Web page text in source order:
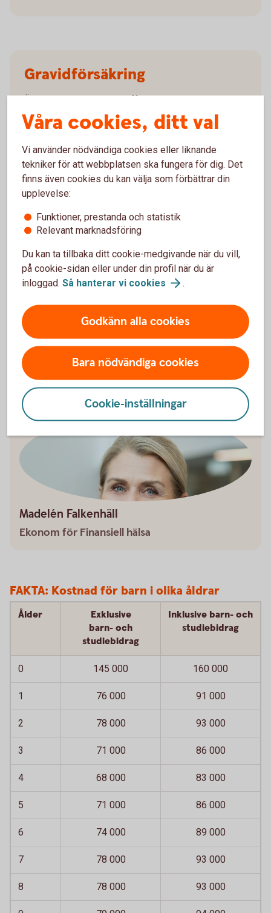
Gravidförsäkring
Är du i väntans tider? Skaffa dig ekonomiskt
skydd vid komplikationer under graviditeten,
förlossningen och tiden närmast efter.
Gravidförsäkring
Barnförsäkring
Vår barnförsäkring omfattar oförutsedda händelser
som kan inträffa under barnets uppväxt, såväl
kompletterar förskolans och skolans
olycksfallsförsäkring.
Barnförsäkring
Madelén Falkenhäll
Ekonom för Finansiell hälsa
FAKTA: Kostnad för barn i olika åldrar
Ålder
Exklusive
barn- och
studiebidrag
Inklusive barn- och
studiebidrag
0 145 000 160 000
1 76 000 91 000
2 78 000 93 000
3 71 000 86 000
4 68 000 83 000
5 71 000 86 000
6 74 000 89 000
7 78 000 93 000
8 78 000 93 000
Våra cookies, ditt val
Vi använder nödvändiga cookies eller liknande
tekniker för att webbplatsen ska fungera för dig. Det
finns även cookies du kan välja som förbättrar din
upplevelse:
Funktioner, prestanda och statistik
Relevant marknadsföring
Du kan ta tillbaka ditt cookie-medgivande när du vill,
på cookie-sidan eller under din profil när du är
inloggad. Så hanterar vi cookies .
Godkänn alla cookies
Bara nödvändiga cookies
Cookie-inställningar